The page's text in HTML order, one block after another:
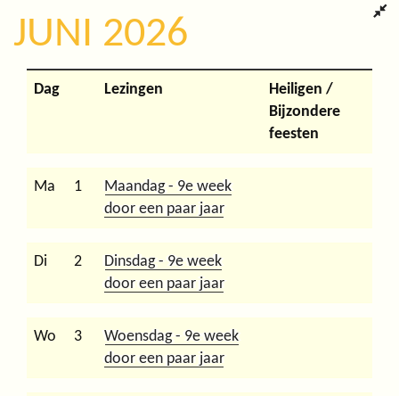
JUNI 2026
Dag Lezingen
Heiligen /
Bijzondere
feesten
Ma 1
Maandag - 9e week
door een paar jaar
Di 2
Dinsdag - 9e week
door een paar jaar
Wo 3
Woensdag - 9e week
door een paar jaar